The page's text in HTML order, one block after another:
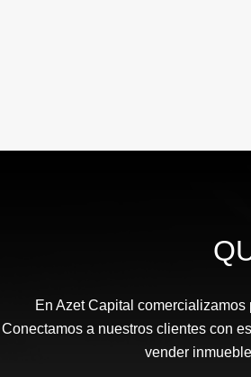
En Azet Capital
Conectamos a nuestros clientes con
vender